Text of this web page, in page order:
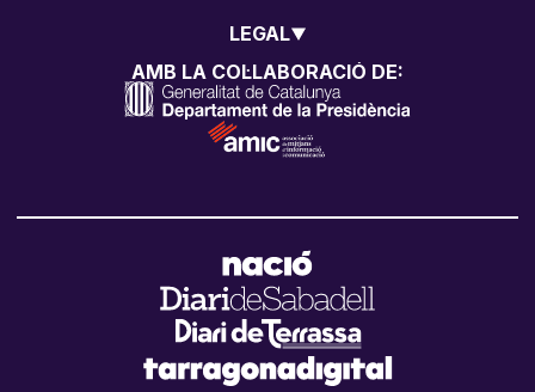
LEGAL
AMB LA COL·LABORACIÓ DE: